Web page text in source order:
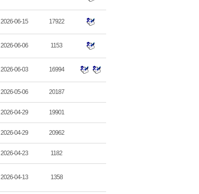
2026-06-15 17922
2026-06-06 1153
2026-06-03 16994
2026-05-06 20187
2026-04-29 19901
2026-04-29 20962
2026-04-23 1182
2026-04-13 1358